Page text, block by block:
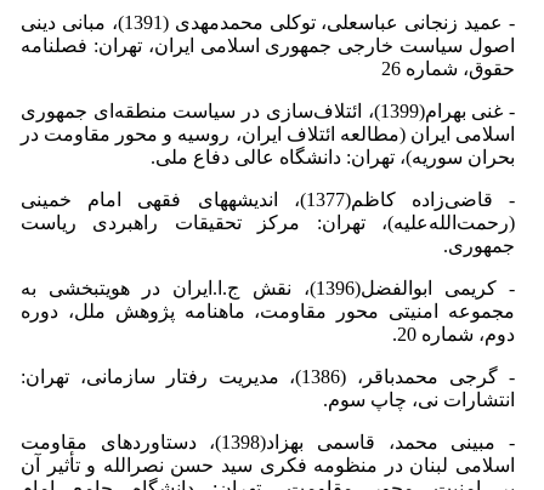
- عمید زنجانی عباسعلی، توکلی محمدمهدی (1391)، مبانی دینی
اصول سیاست خارجی جمهوری اسلامی ایران، تهران: فصلنامه
حقوق، شماره 26
- غنی بهرام(1399)، ائتلاف‌سازی در سیاست منطقه‌ای جمهوری
اسلامی ایران (مطالعه ائتلاف ایران، روسیه و محور مقاومت در
بحران سوریه)، تهران: دانشگاه عالی دفاع ملی.
- قاضی‌زاده کاظم(1377)، اندیشه­های فقهی امام خمینی
(رحمت‌الله‌علیه)، تهران: مرکز تحقیقات راهبردی ریاست
جمهوری.
- کریمی ابوالفضل(1396)، ‌نقش ج.ا.ایران در هویت­بخشی به
مجموعه امنیتی محور مقاومت، ماهنامه پژوهش ملل، دوره
دوم، شماره 20.
- گرجی محمدباقر، (1386)، مدیریت رفتار سازمانی، تهران:
انتشارات نی، چاپ سوم.
- مبینی محمد، قاسمی بهزاد(1398)، دستاوردهای مقاومت
اسلامی لبنان در منظومه فکری سید حسن نصرالله و تأثیر آن